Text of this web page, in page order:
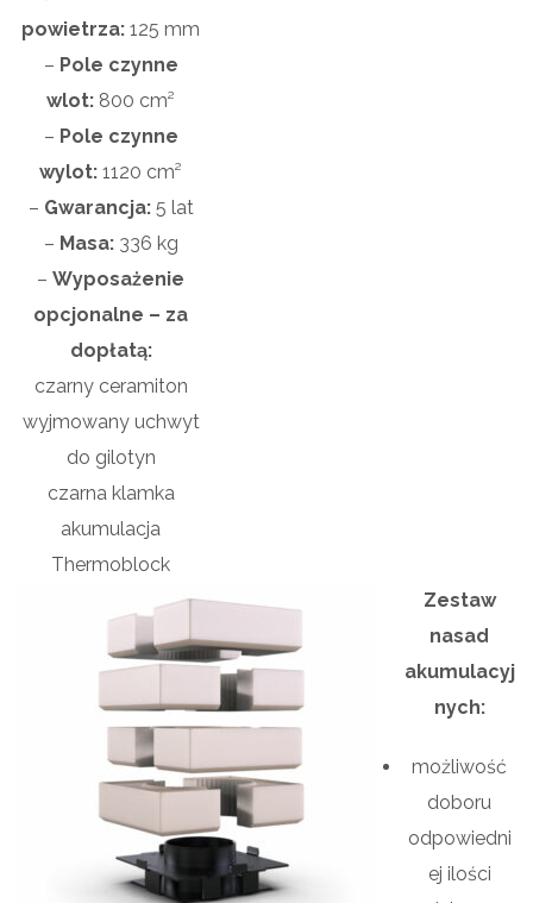
powietrza: 125 mm
– Pole czynne
wlot: 800 cm²
– Pole czynne
wylot:1120 cm²
– Gwarancja: 5 lat
– Masa: 336 kg
–Wyposażenie
opcjonalne – za
dopłatą:
czarny ceramiton
wyjmowany uchwyt
do gilotyn
czarna klamka
akumulacja
Thermoblock
Zestaw
nasad
akumulacyj
nych:
możliwość
doboru
odpowiedni
ej ilości